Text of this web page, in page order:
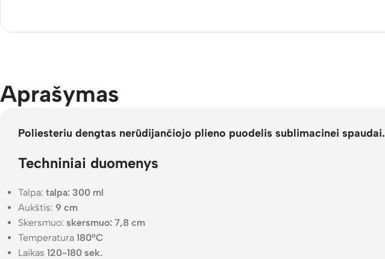
Aprašymas
Poliesteriu dengtas nerūdijančiojo plieno puodelis sublimacinei spaudai.
Techniniai duomenys
Talpa: talpa: 300 ml
Aukštis: 9 cm
Skersmuo: skersmuo: 7,8 cm
Temperatura 180°C
Laikas 120-180 sek.